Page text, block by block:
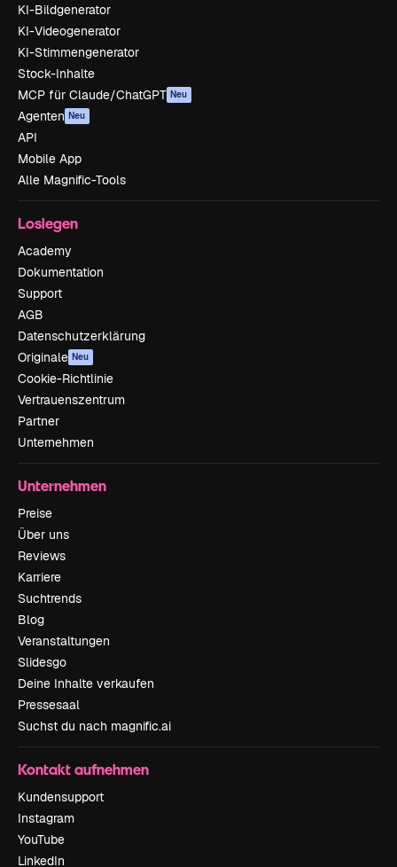
KI-Bildgenerator
KI-Videogenerator
KI-Stimmengenerator
Stock-Inhalte
MCP für Claude/ChatGPT Neu
Agenten Neu
API
Mobile App
Alle Magnific-Tools
Loslegen
Academy
Dokumentation
Support
AGB
Datenschutzerklärung
Originale Neu
Cookie-Richtlinie
Vertrauenszentrum
Partner
Unternehmen
Unternehmen
Preise
Über uns
Reviews
Karriere
Suchtrends
Blog
Veranstaltungen
Slidesgo
Deine Inhalte verkaufen
Pressesaal
Suchst du nach magnific.ai
Kontakt aufnehmen
Kundensupport
Instagram
YouTube
LinkedIn